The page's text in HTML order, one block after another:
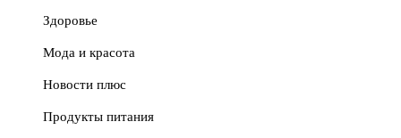
Здоровье
Мода и красота
Новости плюс
Продукты питания